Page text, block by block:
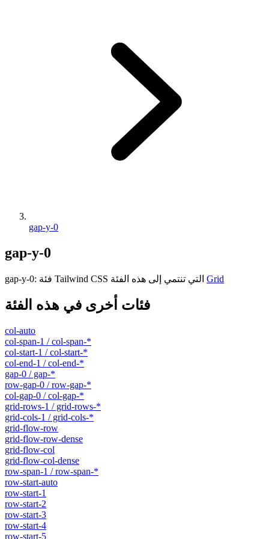
gap-y-0
gap-y-0
gap-y-0: فئة Tailwind CSS التي تنتمي إلى هذه الفئة Grid
فئات أخرى في هذه الفئة
col-auto
col-span-1 / col-span-*
col-start-1 / col-start-*
col-end-1 / col-end-*
gap-0 / gap-*
row-gap-0 / row-gap-*
col-gap-0 / col-gap-*
grid-rows-1 / grid-rows-*
grid-cols-1 / grid-cols-*
grid-flow-row
grid-flow-row-dense
grid-flow-col
grid-flow-col-dense
row-span-1 / row-span-*
row-start-auto
row-start-1
row-start-2
row-start-3
row-start-4
row-start-5